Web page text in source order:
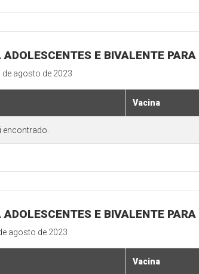
ADOLESCENTES E BIVALENTE
de agosto de 2023
Vacina
ADOLESCENTES E BIVALENTE
agosto de 2023
Vacina